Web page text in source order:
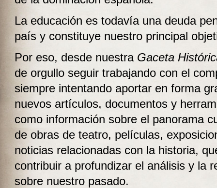
La educación es todavía una deuda
país y constituye nuestro principal
Por eso, desde nuestra Gaceta
de orgullo seguir trabajando con el
siempre intentando aportar en forma
nuevos artículos, documentos y
como información sobre el panorama
de obras de teatro, películas,
noticias relacionadas con la historia,
contribuir a profundizar el análisis y la
sobre nuestro pasado.